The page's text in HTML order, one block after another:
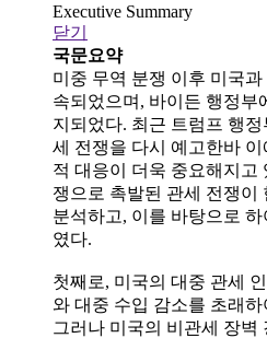
Executive Summary
닫기
국문요약
미중 무역 분쟁 이후 미국
속되었으며, 바이든 행정부
지되었다. 최근 트럼프 행
세 전쟁을 다시 예고한바
적 대응이 더욱 중요해지고
쟁으로 촉발된 관세 전쟁이
분석하고, 이를 바탕으로
였다.
첫째로, 미국의 대중 관세
와 대중 수입 감소를 초래
그러나 미국의 비관세 장벽